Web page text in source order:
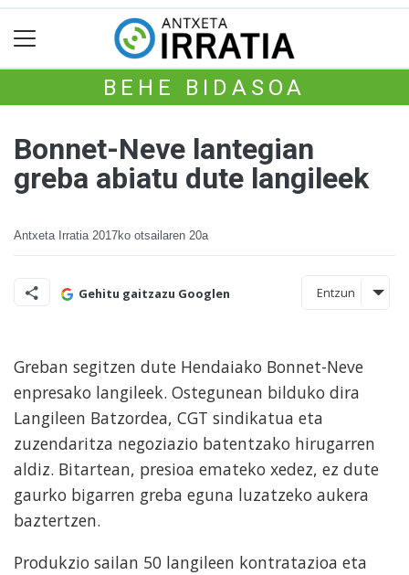
BEHE BIDASOA
Bonnet-Neve lantegian
greba abiatu dute langileek
Antxeta Irratia 2017ko otsailaren 20a
Gehitu gaitzazu Googlen Entzun
Greban segitzen dute Hendaiako Bonnet-Neve
enpresako langileek. Ostegunean bilduko dira
Langileen Batzordea, CGT sindikatua eta
zuzendaritza negoziazio batentzako hirugarren
aldiz. Bitartean, presioa emateko xedez, ez dute
gaurko bigarren greba eguna luzatzeko aukera
baztertzen.
Produkzio sailan 50 langileen kontratazioa eta